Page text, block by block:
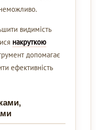
видимість
накруткою
допомагає
ефективність